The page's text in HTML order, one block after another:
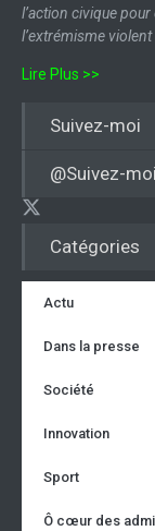
Catégories
Actu
Dans la presse
Société
Innovation
Sport
Ô cœur des
l’action civique
l’extrémisme
Lire Plus >>
Suivez-moi
@Suivez-moi